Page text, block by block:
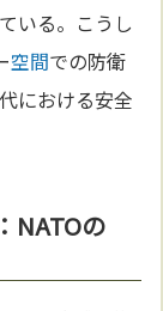
いる。こうし
空間での防衛
における安全
NATOの